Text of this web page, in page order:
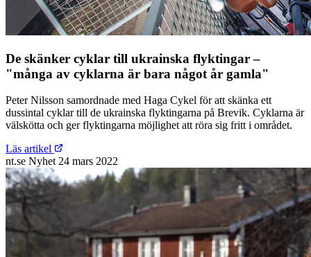
De skänker cyklar till ukrainska flyktingar –
"många av cyklarna är bara något år gamla"
Peter Nilsson samordnade med Haga Cykel för att skänka ett
dussintal cyklar till de ukrainska flyktingarna på Brevik. Cyklarna är
välskötta och ger flyktingarna möjlighet att röra sig fritt i området.
Läs artikel
nt.se Nyhet 24 mars 2022